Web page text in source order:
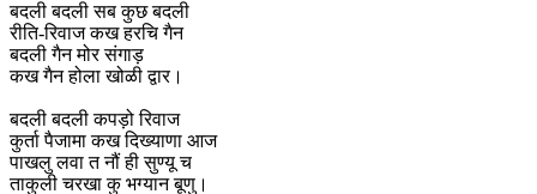
बदली बदली सब कुछ बदली
रीति-रिवाज कख हरचि गैन
बदली गैन मोर संगाड़
कख गैन होला खोळी द्वार।
बदली बदली कपड़ो रिवाज
कुर्ता पैजामा कख दिख्याणा आज
पाखलु लवा त नौं ही सुण्यू च
ताकुली चरखा कु भग्यान बूणु।